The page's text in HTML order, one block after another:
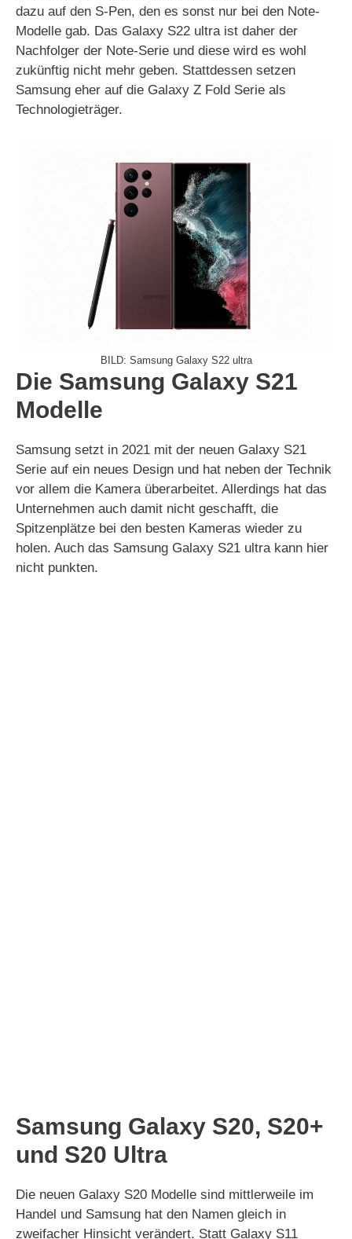
dazu auf den S-Pen, den es sonst nur bei den Note-
Modelle gab. Das Galaxy S22 ultra ist daher der
Nachfolger der Note-Serie und diese wird es wohl
zukünftig nicht mehr geben. Stattdessen setzen
Samsung eher auf die Galaxy Z Fold Serie als
Technologieträger.
BILD: Samsung Galaxy S22 ultra
Die Samsung Galaxy S21
Modelle
Samsung setzt in 2021 mit der neuen Galaxy S21
Serie auf ein neues Design und hat neben der Technik
vor allem die Kamera überarbeitet. Allerdings hat das
Unternehmen auch damit nicht geschafft, die
Spitzenplätze bei den besten Kameras wieder zu
holen. Auch das Samsung Galaxy S21 ultra kann hier
nicht punkten.
Samsung Galaxy S20, S20+
und S20 Ultra
Die neuen Galaxy S20 Modelle sind mittlerweile im
Handel und Samsung hat den Namen gleich in
zweifacher Hinsicht verändert. Statt Galaxy S11